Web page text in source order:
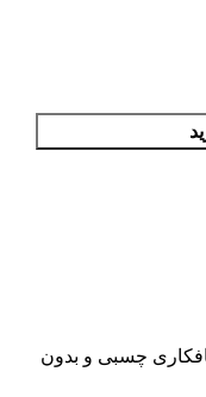
چسبی و بدون